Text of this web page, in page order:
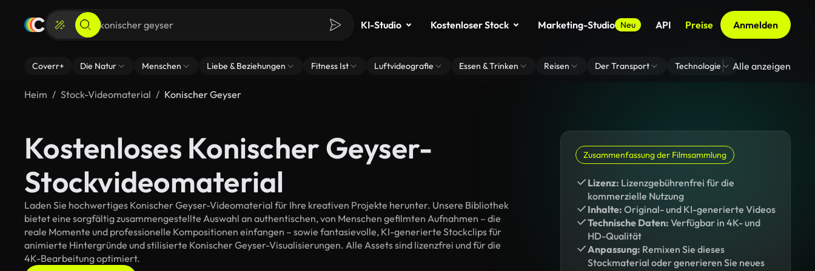
KI-Studio Kostenloser Stock Marketing-Studio Neu API Preise Anmelden
Coverr+ Die Natur Menschen Liebe & Beziehungen Fitness Ist Luftvideografie Essen & Trinken Reisen Der Transport Technologie Zoom Virtuelle
Alle anzeigen
Heim Stock-Videomaterial Konischer Geyser
Kostenloses Konischer Geyser-
Stockvideomaterial
Laden Sie hochwertiges Konischer Geyser-Videomaterial für Ihre kreativen Projekte herunter. Unsere Bibliothek
bietet eine sorgfältig zusammengestellte Auswahl an authentischen, von Menschen gefilmten Aufnahmen – die
reale Momente und professionelle Kompositionen einfangen – sowie fantasievolle, KI-generierte Stockclips für
animierte Hintergründe und stilisierte Konischer Geyser-Visualisierungen. Alle Assets sind lizenzfrei und für die
4K-Bearbeitung optimiert.
Zusammenfassung der Filmsammlung
Lizenz: Lizenzgebührenfrei für die
kommerzielle Nutzung
Inhalte: Original- und KI-generierte Videos
Technische Daten: Verfügbar in 4K- und
HD-Qualität
Anpassung: Remixen Sie dieses
Stockmaterial oder generieren Sie neues